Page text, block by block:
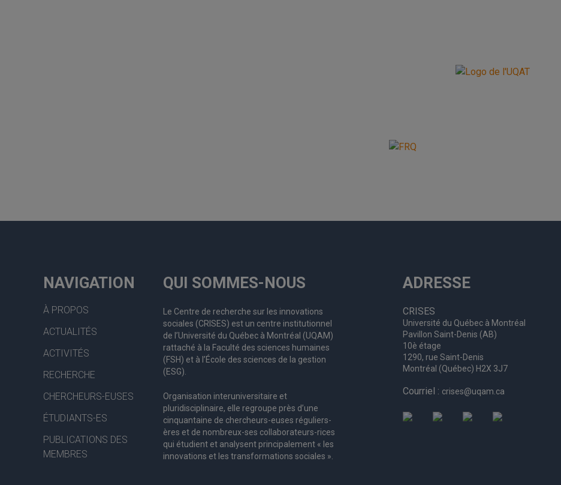
NAVIGATION
À PROPOS
ACTUALITÉS
ACTIVITÉS
RECHERCHE
CHERCHEURS-EUSES
ÉTUDIANTS-ES
PUBLICATIONS DES
MEMBRES
QUI SOMMES-NOUS
Le Centre de recherche sur les innovations
sociales (CRISES) est un centre institutionnel
de l’Université du Québec à Montréal (UQAM)
rattaché à la Faculté des sciences humaines
(FSH) et à l’École des sciences de la gestion
(ESG).
Organisation interuniversitaire et
pluridisciplinaire, elle regroupe près d’une
cinquantaine de chercheurs-euses réguliers-
ères et de nombreux-ses collaborateurs-rices
qui étudient et analysent principalement « les
innovations et les transformations sociales ».
ADRESSE
CRISES
Université du Québec à Montréal
Pavillon Saint-Denis (AB)
10è étage
1290, rue Saint-Denis
Montréal (Québec) H2X 3J7
Courriel : crises@uqam.ca